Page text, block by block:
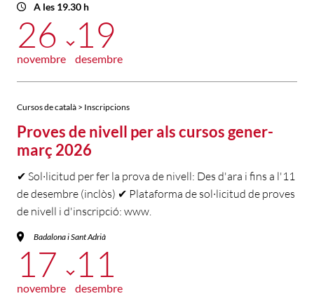
A les 19.30 h
26
novembre
19
desembre
Cursos de català > Inscripcions
Proves de nivell per als cursos gener-
març 2026
✔ Sol·licitud per fer la prova de nivell: Des d'ara i fins a l'11
de desembre (inclòs) ✔ Plataforma de sol·licitud de proves
de nivell i d'inscripció: www.
Badalona i Sant Adrià
17
novembre
11
desembre